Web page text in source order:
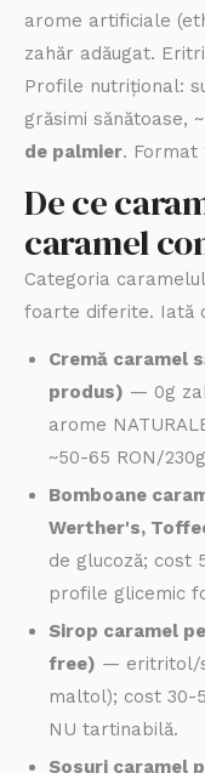
arome artificiale
zahăr adăugat.
Profile nutrițional:
grăsimi sănătoase,
de palmier. Format
De ce
caramel
Categoria
foarte diferite. Iată
Cremă caramel
produs) — 0g
arome
~50-65 RON/
Bomboane
Werther's,
de glucoză; cost
profile glicemic
Sirop caramel
free) — eritritol/
maltol); cost 30-
NU tartinabilă.
Sosuri caramel